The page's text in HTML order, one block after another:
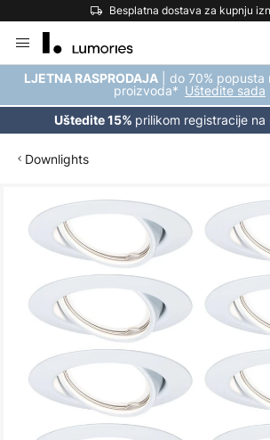
Besplatna dostava za kupnju
to
Content
LJETNA RASPRODAJA | do 70%
proizvoda* Uštedite sada
Uštedite 15% prilikom registracije na
Downlights
images